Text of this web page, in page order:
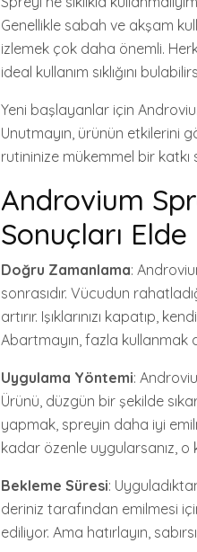
Genellikle sabah ve akşam
izlemek çok daha önemli.
ideal kullanım sıklığını
Yeni başlayanlar için
Unutmayın, ürünün etkilerini
rutininize mükemmel bir katkı
Androvium
Sonuçları Elde
Doğru Zamanlama:
sonrasıdır. Vücudun
artırır. Işıklarınızı kapatıp,
Abartmayın, fazla kullanmak
Uygulama Yöntemi:
Ürünü, düzgün bir şekilde
yapmak, spreyin daha iyi
kadar özenle uygularsanız, o
Bekleme Süresi:
deriniz tarafından emilmesi
ediliyor. Ama hatırlayın,